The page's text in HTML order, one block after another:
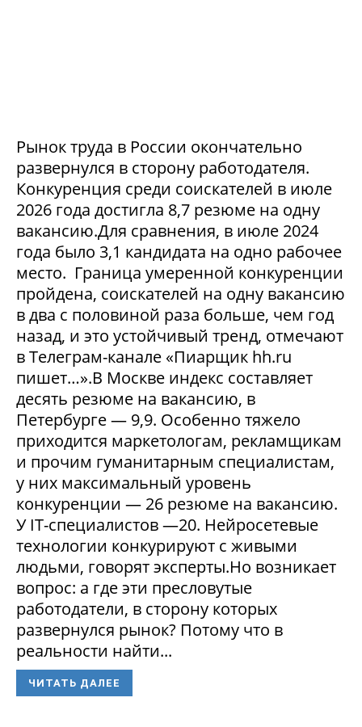
Рынок труда в России окончательно
развернулся в сторону работодателя.
Конкуренция среди соискателей в июле
2026 года достигла 8,7 резюме на одну
вакансию.Для сравнения, в июле 2024
года было 3,1 кандидата на одно рабочее
место. Граница умеренной конкуренции
пройдена, соискателей на одну вакансию
в два с половиной раза больше, чем год
назад, и это устойчивый тренд, отмечают
в Телеграм-канале «Пиарщик hh.ru
пишет…».В Москве индекс составляет
десять резюме на вакансию, в
Петербурге — 9,9. Особенно тяжело
приходится маркетологам, рекламщикам
и прочим гуманитарным специалистам,
у них максимальный уровень
конкуренции — 26 резюме на вакансию.
У IT-специалистов —20. Нейросетевые
технологии конкурируют с живыми
людьми, говорят эксперты.Но возникает
вопрос: а где эти пресловутые
работодатели, в сторону которых
развернулся рынок? Потому что в
реальности найти...
ЧИТАТЬ ДАЛЕЕ